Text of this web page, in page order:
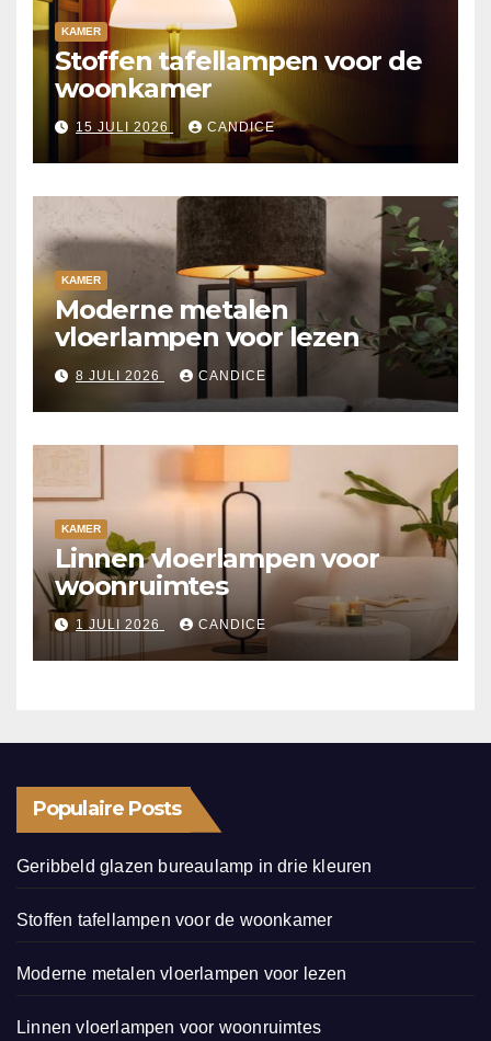
KAMER
Stoffen tafellampen voor de
woonkamer
15 JULI 2026 CANDICE
KAMER
Moderne metalen
vloerlampen voor lezen
8 JULI 2026 CANDICE
KAMER
Linnen vloerlampen voor
woonruimtes
1 JULI 2026 CANDICE
Populaire Posts
Geribbeld glazen bureaulamp in drie kleuren
Stoffen tafellampen voor de woonkamer
Moderne metalen vloerlampen voor lezen
Linnen vloerlampen voor woonruimtes